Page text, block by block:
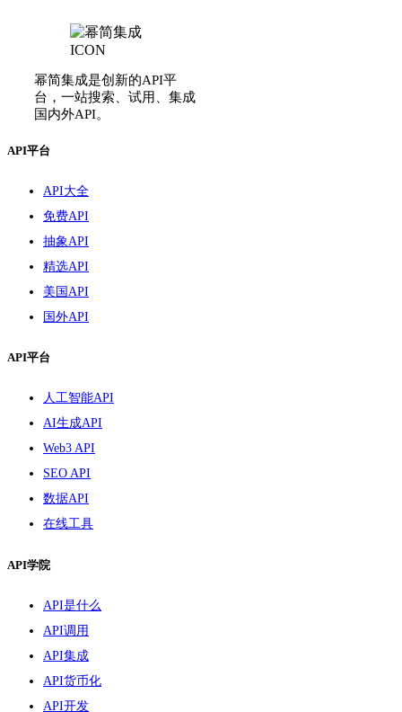
幂简集成是创新的API平
台，一站搜索、试用、集成
国内外API。
API平台
API大全
免费API
抽象API
精选API
美国API
国外API
API平台
人工智能API
AI生成API
Web3 API
SEO API
数据API
在线工具
API学院
API是什么
API调用
API集成
API货币化
API开发